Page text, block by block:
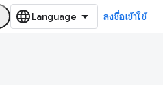
ลงชื่อเข้าใช้